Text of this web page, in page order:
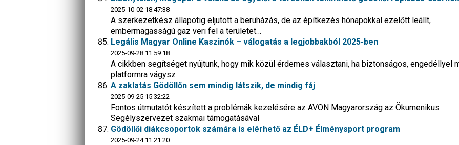
2025-10-02 18:47:38
A szerkezetkész állapotig eljutott a beruházás, de az építkezés hónapokkal ezelőtt leállt,
embermagasságú gaz veri fel a területet…
Legális Magyar Online Kaszinók – válogatás a legjobbakból 2025-ben
2025-09-28 11:59:18
A cikkben segítséget nyújtunk, hogy mik közül érdemes választani, ha biztonságos, engedéllyel
platformra vágysz
A zaklatás Gödöllőn sem mindig látszik, de mindig fáj
2025-09-25 15:32:22
Fontos útmutatót készített a problémák kezelésére az AVON Magyarország az Ökumenikus
Segélyszervezet szakmai támogatásával
Gödöllői diákcsoportok számára is elérhető az ÉLD+ Élménysport program
2025-09-24 11:21:20